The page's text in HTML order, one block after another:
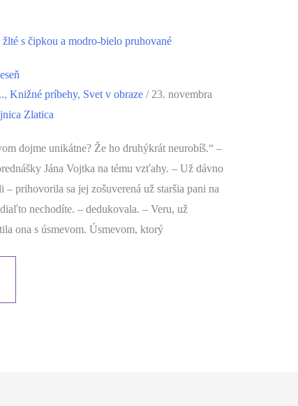
, Knižné príbehy, Svet v obraze/ 23. novembra
Zlatica
dojme unikátne? Že ho druhýkrát neurobíš.“ –
Jána Vojtka na tému vzťahy. – Už dávno
– prihovorila sa jej zošuverená už staršia pani na
nechodíte. – dedukovala. – Veru, už
ona s úsmevom. Úsmevom, ktorý